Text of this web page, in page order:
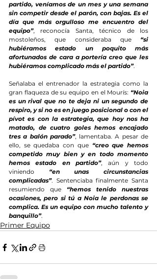
partido, veníamos de un mes y una semana
sin competir desde el parón, con bajas. Es el
día que más orgulloso me encuentro del
equipo”, reconocía Santa, técnico de los
mostoleños, que consideraba que “si
hubiéramos estado un poquito más
afortunados de cara a portería creo que les
hubiéramos complicado más el partido”.
Señalaba el entrenador la estrategia como la
gran flaqueza de su equipo en el Mourís: “Noia
es un rival que no te deja ni un segundo de
respiro, y si no es en juego posicional o con el
pívot es con la estrategia, que hoy nos ha
matado, de cuatro goles hemos encajado
tres a balón parado”, lamentaba. A pesar de
ello, se quedaba con que “creo que hemos
competido muy bien y en todo momento
hemos estado en partido”, aún y todo
viniendo “en unas circunstancias
complicadas”. Sentenciaba finalmente Santa
resumiendo que “hemos tenido nuestras
ocasiones, pero si tú a Noia le perdonas se
complica. Es un equipo con mucho talento y
banquillo”.
Primer Equipo